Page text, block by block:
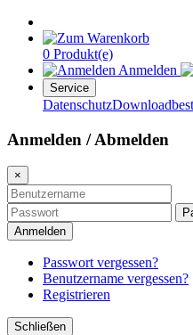
0 Produkt(e)
Anmelden
Service
Datenschutz
Anmelden / Abmelden
×
Anmelden
Passwort vergessen?
Benutzername vergessen?
Registrieren
Schließen